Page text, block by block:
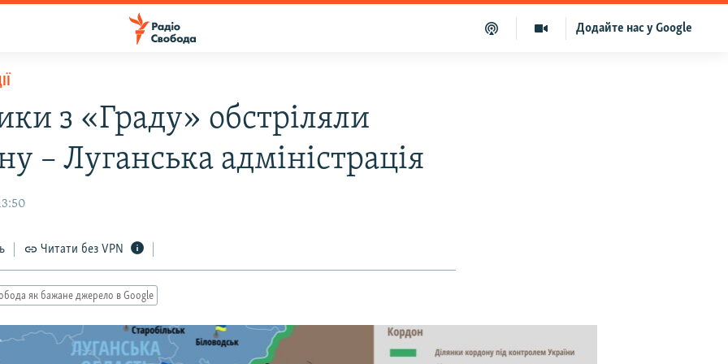
Додайте нас у Google
з «Граду» обстріляли
– Луганська адміністрація
Читати без VPN
як бажане джерело в Google